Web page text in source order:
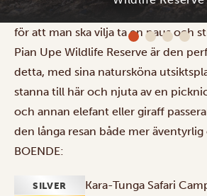
Kara-Tunga Safari
Färden tar ungefär sex timmar, vilket
för att man ska vilja ta en paus och
Pian Upe Wildlife Reserve är den
detta, med sina natursköna
stanna till här och njuta av en
och annan elefant eller giraff
den långa resan både mer
BOENDE:
SILVER Kara-Tunga Safari